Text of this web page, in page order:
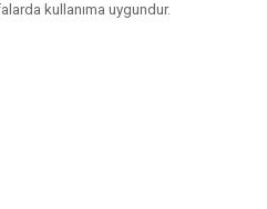
kullanıma uygundur.